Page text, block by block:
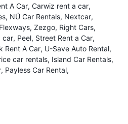
A Car Carwiz rent a car
NÜ Car Rentals Nextcar
Flexways Zezgo Right Cars
car Peel Street Rent a Car
Rent A Car U-Save Auto Rental
car rentals Island Car Rentals
Payless Car Rental